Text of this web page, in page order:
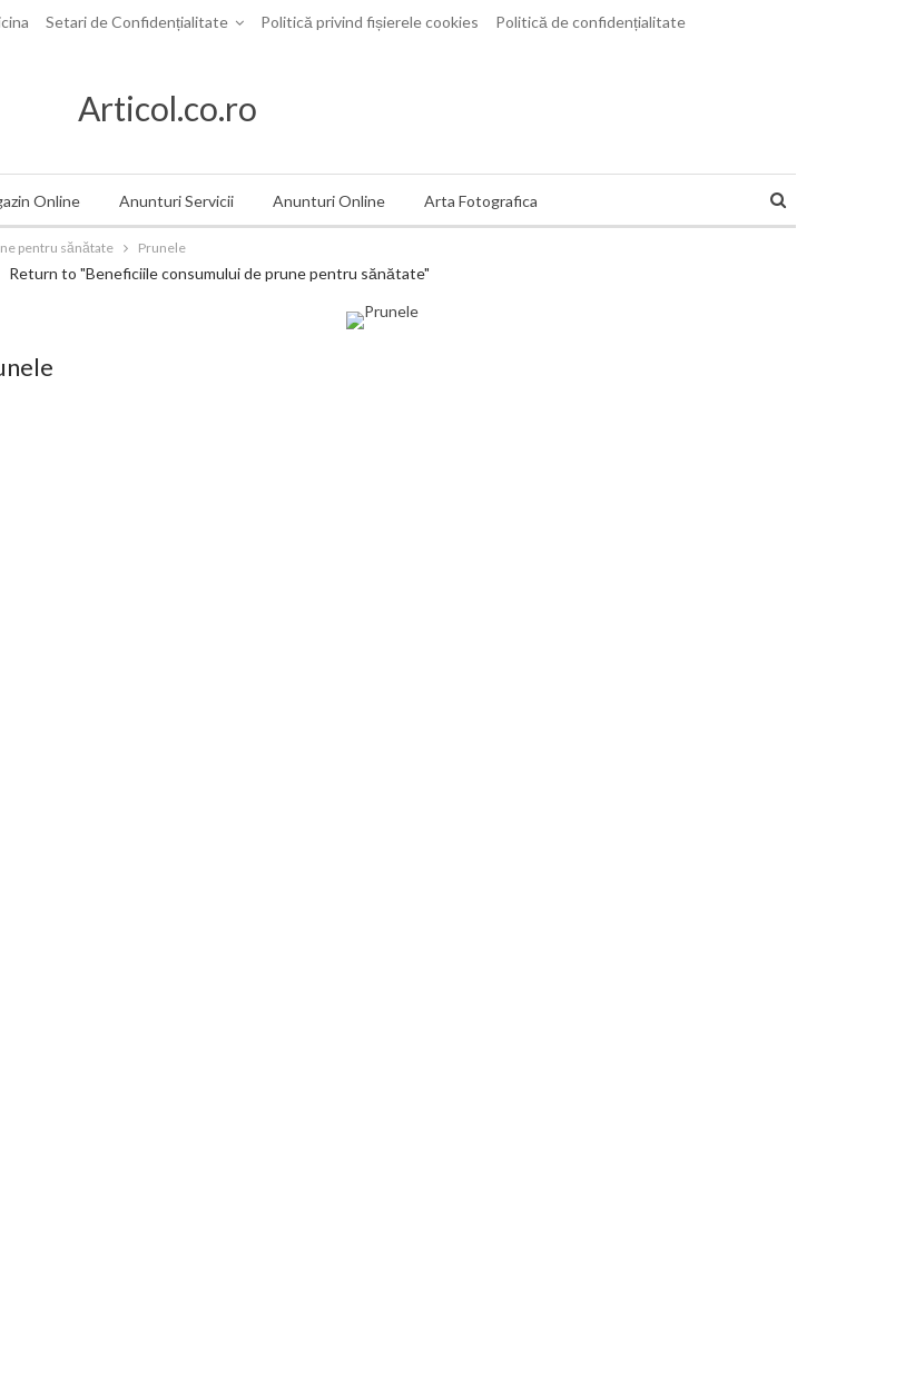
Setari de Confidențialitate Politică privind fișierele cookies Politică de confidențialitate
Articol.co.ro
Online Anunturi Servicii Anunturi Online Arta Fotografica
pentru sănătate Prunele
Return to "Beneficiile consumului de prune pentru sănătate"